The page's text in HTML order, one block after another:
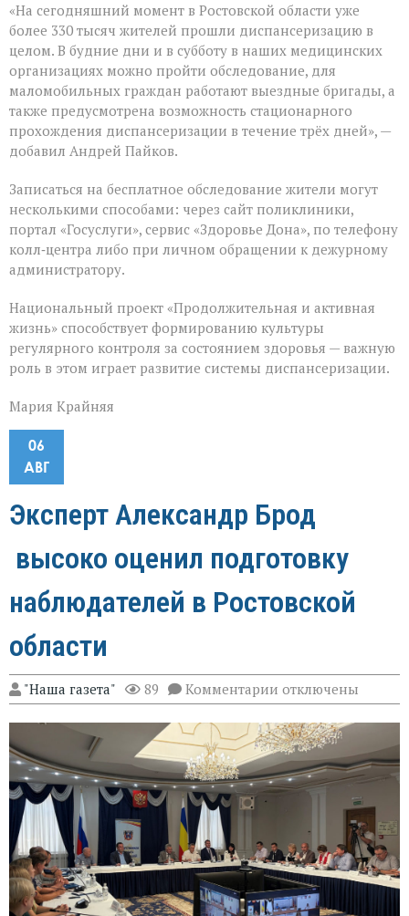
«На сегодняшний момент в Ростовской области уже
более 330 тысяч жителей прошли диспансеризацию в
целом. В будние дни и в субботу в наших медицинских
организациях можно пройти обследование, для
маломобильных граждан работают выездные бригады, а
также предусмотрена возможность стационарного
прохождения диспансеризации в течение трёх дней», —
добавил Андрей Пайков.
Записаться на бесплатное обследование жители могут
несколькими способами: через сайт поликлиники,
портал «Госуслуги», сервис «Здоровье Дона», по телефону
колл‑центра либо при личном обращении к дежурному
администратору.
Национальный проект «Продолжительная и активная
жизнь» способствует формированию культуры
регулярного контроля за состоянием здоровья — важную
роль в этом играет развитие системы диспансеризации.
Мария Крайняя
06
АВГ
Эксперт Александр Брод
высоко оценил подготовку
наблюдателей в Ростовской
области
"Наша газета" 89 Комментарии к
записи
Эксперт
Александр
Брод
высоко
оценил
подготовку
наблюдателей
Ростовской
области
отключены